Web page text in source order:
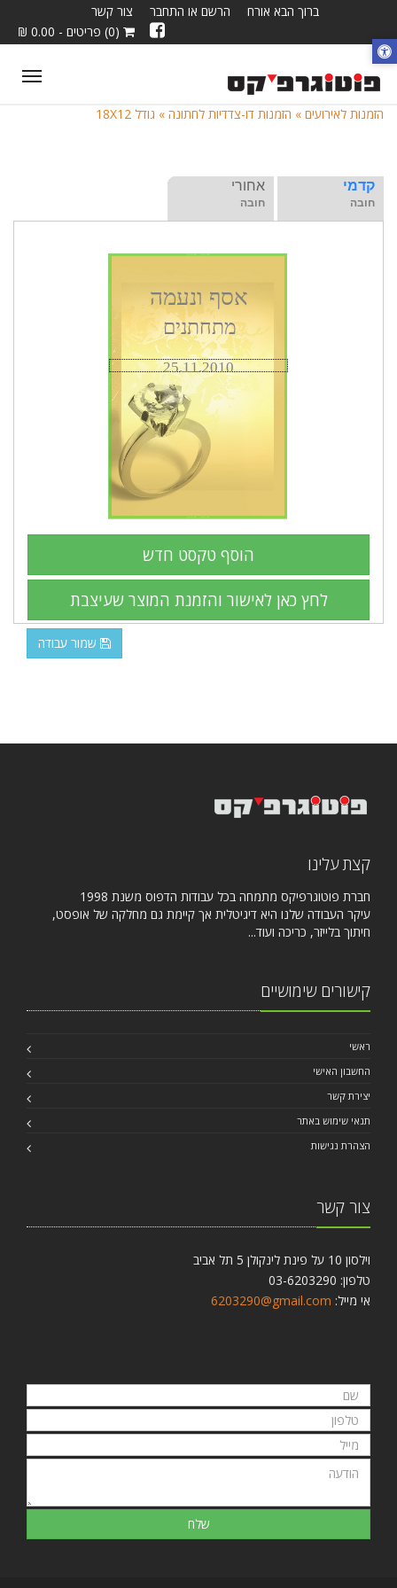
ברוך הבא אורח הרשם או התחבר
צור קשר
(0) פריטים - 0.00 ₪
הזמנות לאירועים » הזמנות דו-צדדיות לחתונה » גודל 18X12
קדמי
חובה
אחורי
חובה
שמור עבודה
קצת עלינו
חברת פוטוגרפיקס מתמחה בכל עבודות הדפוס משנת 1998
עיקר העבודה שלנו היא דיגיטלית אך קיימת גם מחלקה של אופסט,
חיתוך בלייזר, כריכה ועוד...
קישורים שימושיים
ראשי
החשבון האישי
יצירת קשר
תנאי שימוש באתר
הצהרת נגישות
צור קשר
וילסון 10 על פינת לינקולן 5 תל אביב
טלפון: 03-6203290
אי מייל: 6203290@gmail.com